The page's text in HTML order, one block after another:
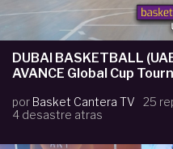
DUBAI BASKETBALL (UAE) vs BELLA VISTA
AVANCE Global Cup
por Basket Cantera TV
25
4 desastre atras